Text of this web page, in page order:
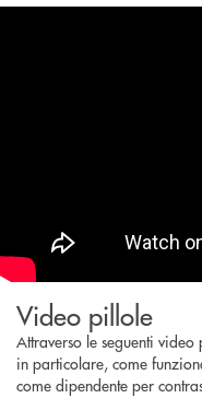
Video pillole
Attraverso le seguenti
in particolare, come
come dipendente per